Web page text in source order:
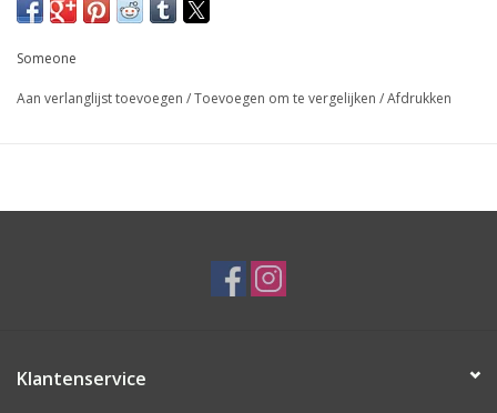
Someone
Aan verlanglijst toevoegen /Toevoegen om te vergelijken /Afdrukken
Klantenservice